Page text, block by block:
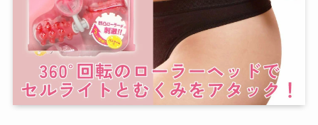
SALE
コンテンツ
INFORMATIOM